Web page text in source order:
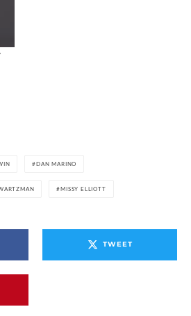
DAN MARINO
MISSY ELLIOTT
TWEET